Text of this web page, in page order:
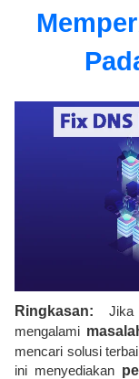
Ringkasan:
Jika
mengalami
mencari solusi
ini menyediakan